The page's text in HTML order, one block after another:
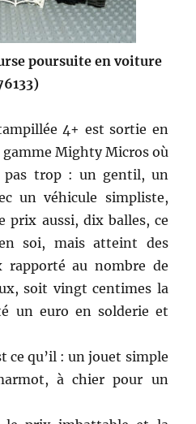
poursuite en voiture
4+ est sortie en
gamme Mighty Micros où
pas trop : un gentil, un
un véhicule simpliste,
prix aussi, dix balles, ce
soi, mais atteint des
rapporté au nombre de
soit vingt centimes la
un euro en solderie et
ce qu’il : un jouet simple
à chier pour un